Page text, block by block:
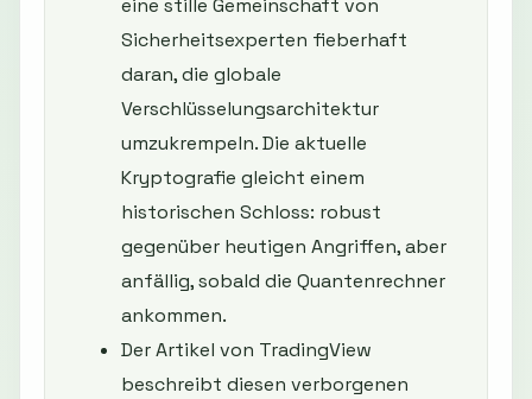
eine stille Gemeinschaft von
Sicherheitsexperten fieberhaft
daran, die globale
Verschlüsselungsarchitektur
umzukrempeln. Die aktuelle
Kryptografie gleicht einem
historischen Schloss: robust
gegenüber heutigen Angriffen, aber
anfällig, sobald die Quantenrechner
ankommen.
Der Artikel von TradingView
beschreibt diesen verborgenen